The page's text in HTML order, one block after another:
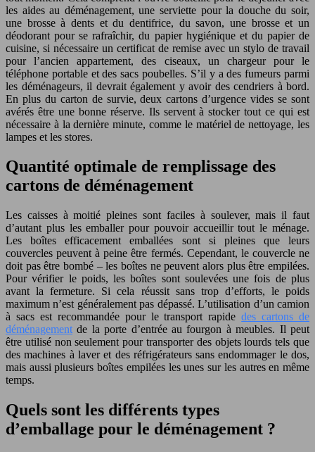
les aides au déménagement, une serviette pour la douche du soir,
une brosse à dents et du dentifrice, du savon, une brosse et un
déodorant pour se rafraîchir, du papier hygiénique et du papier de
cuisine, si nécessaire un certificat de remise avec un stylo de travail
pour l’ancien appartement, des ciseaux, un chargeur pour le
téléphone portable et des sacs poubelles. S’il y a des fumeurs parmi
les déménageurs, il devrait également y avoir des cendriers à bord.
En plus du carton de survie, deux cartons d’urgence vides se sont
avérés être une bonne réserve. Ils servent à stocker tout ce qui est
nécessaire à la dernière minute, comme le matériel de nettoyage, les
lampes et les stores.
Quantité optimale de remplissage des
cartons de déménagement
Les caisses à moitié pleines sont faciles à soulever, mais il faut
d’autant plus les emballer pour pouvoir accueillir tout le ménage.
Les boîtes efficacement emballées sont si pleines que leurs
couvercles peuvent à peine être fermés. Cependant, le couvercle ne
doit pas être bombé – les boîtes ne peuvent alors plus être empilées.
Pour vérifier le poids, les boîtes sont soulevées une fois de plus
avant la fermeture. Si cela réussit sans trop d’efforts, le poids
maximum n’est généralement pas dépassé. L’utilisation d’un camion
à sacs est recommandée pour le transport rapidedes cartons de
déménagement de la porte d’entrée au fourgon à meubles. Il peut
être utilisé non seulement pour transporter des objets lourds tels que
des machines à laver et des réfrigérateurs sans endommager le dos,
mais aussi plusieurs boîtes empilées les unes sur les autres en même
temps.
Quels sont les différents types
d’emballage pour le déménagement ?